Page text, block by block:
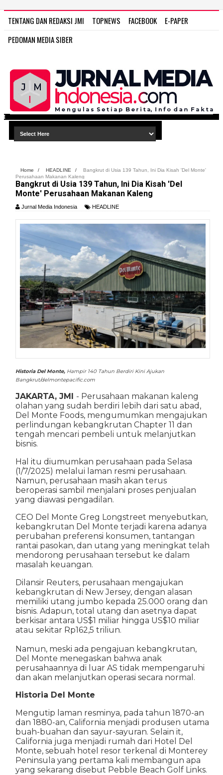
TENTANG DAN REDAKSI JMI TOPNEWS FACEBOOK
E-PAPER
PEDOMAN MEDIA SIBER
Home / HEADLINE /
Bangkrut di Usia 139 Tahun, Ini Dia Kisah 'Del Monte'
Perusahaan Makanan Kaleng
Bangkrut di Usia 139 Tahun, Ini Dia Kisah 'Del
Monte' Perusahaan Makanan Kaleng
Jurnal Media Indonesia HEADLINE
Historia Del Monte, Hampir 140 Tahun Berdiri Kini Ajukan
Bangkrut/delmontepacific.com
JAKARTA, JMI - Perusahaan makanan kaleng
olahan yang sudah berdiri lebih dari satu abad,
Del Monte Foods, mengumumkan mengajukan
perlindungan kebangkrutan Chapter 11 dan
tengah mencari pembeli untuk melanjutkan
bisnis.
Hal itu diumumkan perusahaan pada Selasa
(1/7/2025) melalui laman resmi perusahaan.
Namun, perusahaan masih akan terus
beroperasi sambil menjalani proses penjualan
yang diawasi pengadilan.
CEO Del Monte Greg Longstreet menyebutkan,
kebangkrutan Del Monte terjadi karena adanya
perubahan preferensi konsumen, tantangan
rantai pasokan, dan utang yang meningkat telah
mendorong perusahaan tersebut ke dalam
masalah keuangan.
Dilansir Reuters, perusahaan mengajukan
kebangkrutan di New Jersey, dengan alasan
memiliki utang jumbo kepada 25.000 orang dan
bisnis. Adapun, total utang dan asetnya dapat
berkisar antara US$1 miliar hingga US$10 miliar
atau sekitar Rp162,5 triliun.
Namun, meski ada pengajuan kebangkrutan,
Del Monte menegaskan bahwa anak
perusahaannya di luar AS tidak mempengaruhi
dan akan melanjutkan operasi secara normal.
Historia Del Monte
Mengutip laman resminya, pada tahun 1870-an
dan 1880-an, California menjadi produsen utama
buah-buahan dan sayur-sayuran. Selain it,
California juga menjadi rumah dari Hotel Del
Monte, sebuah hotel resor terkenal di Monterey
Peninsula yang pertama kali membangun apa
yang sekarang disebut Pebble Beach Golf Links.